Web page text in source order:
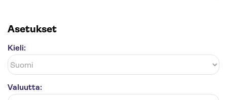
Asetukset
Kieli:
Valuutta: